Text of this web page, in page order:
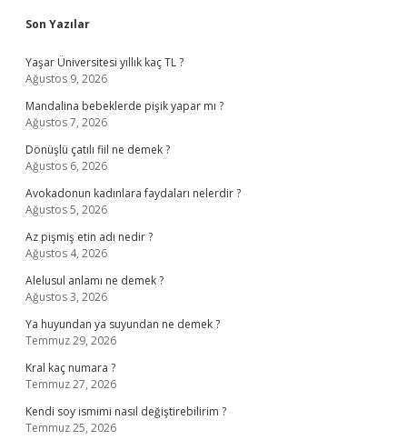
Sidebar
Son Yazılar
Yaşar Üniversitesi yıllık kaç TL ?
Ağustos 9, 2026
Mandalina bebeklerde pişik yapar mı ?
Ağustos 7, 2026
Dönüşlü çatılı fiil ne demek ?
Ağustos 6, 2026
Avokadonun kadınlara faydaları nelerdir ?
Ağustos 5, 2026
Az pişmiş etin adı nedir ?
Ağustos 4, 2026
Alelusul anlamı ne demek ?
Ağustos 3, 2026
Ya huyundan ya suyundan ne demek ?
Temmuz 29, 2026
Kral kaç numara ?
Temmuz 27, 2026
Kendi soy ismimi nasıl değiştirebilirim ?
Temmuz 25, 2026